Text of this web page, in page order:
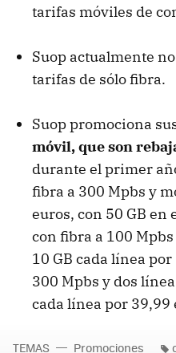
tarifas móviles de
Suop actualmente
tarifas de sólo fibra.
Suop promociona
móvil, que son
durante el primer
fibra a 300 Mpbs y
euros, con 50 GB en
con fibra a 100
10 GB cada línea
300 Mpbs y dos
cada línea por 39,99
TEMAS Promociones